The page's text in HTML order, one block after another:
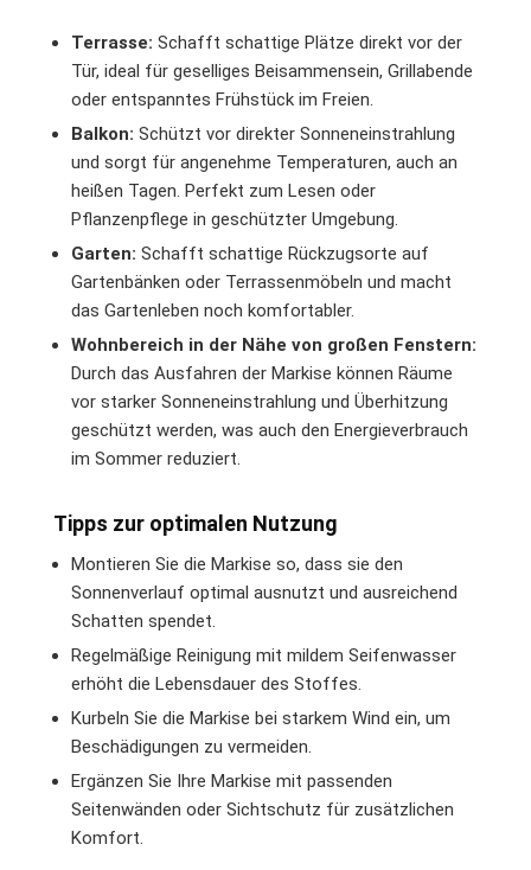
Terrasse: Schafft schattige Plätze direkt vor der
Tür, ideal für geselliges Beisammensein, Grillabende
oder entspanntes Frühstück im Freien.
Balkon: Schützt vor direkter Sonneneinstrahlung
und sorgt für angenehme Temperaturen, auch an
heißen Tagen. Perfekt zum Lesen oder
Pflanzenpflege in geschützter Umgebung.
Garten: Schafft schattige Rückzugsorte auf
Gartenbänken oder Terrassenmöbeln und macht
das Gartenleben noch komfortabler.
Wohnbereich in der Nähe von großen Fenstern:
Durch das Ausfahren der Markise können Räume
vor starker Sonneneinstrahlung und Überhitzung
geschützt werden, was auch den Energieverbrauch
im Sommer reduziert.
Tipps zur optimalen Nutzung
Montieren Sie die Markise so, dass sie den
Sonnenverlauf optimal ausnutzt und ausreichend
Schatten spendet.
Regelmäßige Reinigung mit mildem Seifenwasser
erhöht die Lebensdauer des Stoffes.
Kurbeln Sie die Markise bei starkem Wind ein, um
Beschädigungen zu vermeiden.
Ergänzen Sie Ihre Markise mit passenden
Seitenwänden oder Sichtschutz für zusätzlichen
Komfort.